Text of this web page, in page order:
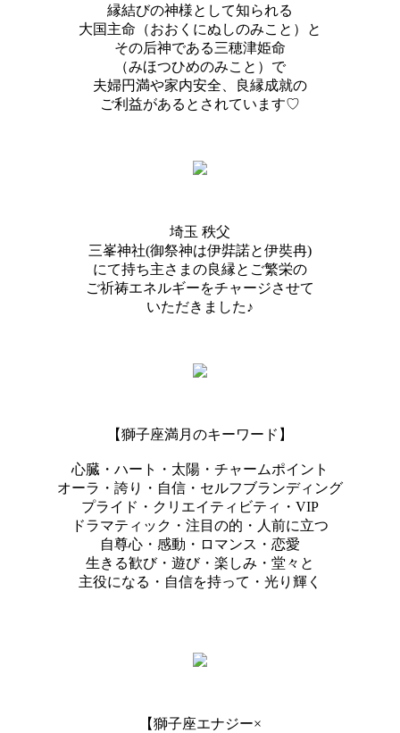
縁結びの神様として知られる
大国主命（おおくにぬしのみこと）と
その后神である三穂津姫命
（みほつひめのみこと）で
夫婦円満や家内安全、良縁成就の
ご利益があるとされています♡
埼玉 秩父
三峯神社(御祭神は伊弉諾と伊奘冉)
にて持ち主さまの良縁とご繁栄の
ご祈祷エネルギーをチャージさせて
いただきました♪
【獅子座満月のキーワード】
心臓・ハート・太陽・チャームポイント
オーラ・誇り・自信・セルフブランディング
プライド・クリエイティビティ・VIP
ドラマティック・注目の的・人前に立つ
自尊心・感動・ロマンス・恋愛
生きる歓び・遊び・楽しみ・堂々と
主役になる・自信を持って・光り輝く
【獅子座エナジー×